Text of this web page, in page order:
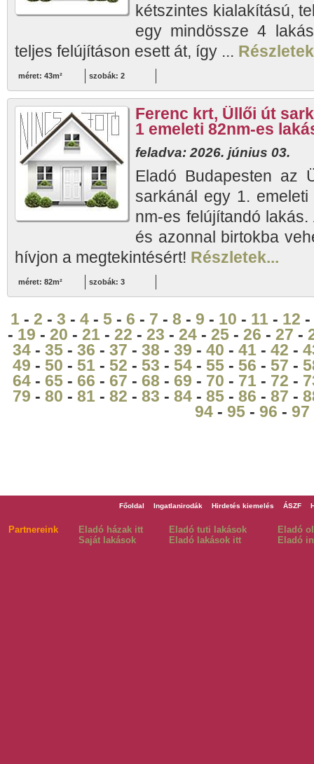
kétszintes kialakítású,
egy mindössze 4
teljes felújításon esett át, így ...
méret: 43m² szobák: 2
Ferenc krt, Üllői út
1 emeleti 82nm-es
feladva: 2026. június 03.
Eladó Budapesten az
sarkánál egy 1.
nm-es felújítandó
és azonnal birtokba
hívjon a megtekintésért! Részletek...
méret: 82m² szobák: 3
1 - 2 - 3 - 4 - 5 - 6 - 7 - 8 - 9 - 10 - 11 - 12 -
- 19 - 20 - 21 - 22 - 23 - 24 - 25 - 26 - 27 -
34 - 35 - 36 - 37 - 38 - 39 - 40 - 41 - 42 -
49 - 50 - 51 - 52 - 53 - 54 - 55 - 56 - 57 -
64 - 65 - 66 - 67 - 68 - 69 - 70 - 71 - 72 -
79 - 80 - 81 - 82 - 83 - 84 - 85 - 86 - 87 -
94 - 95 - 96 - 97
Főoldal Ingatlanirodák Hirdetés kiemelés ÁSZF
Partnereink Eladó házak itt Eladó tuti lakások
Eladó
Saját lakások
Eladó lakások itt Eladó